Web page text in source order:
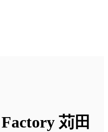
苅田